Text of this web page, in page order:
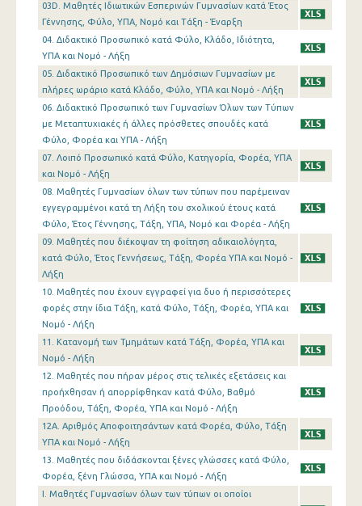
03D. Μαθητές Ιδιωτικών Εσπερινών Γυμνασίων κατά Έτος
Γέννησης, Φύλο, ΥΠΑ, Νομό και Τάξη - Έναρξη
04. Διδακτικό Προσωπικό κατά Φύλο, Κλάδο, Ιδιότητα,
ΥΠΑ και Νομό - Λήξη
05. Διδακτικό Προσωπικό των Δημόσιων Γυμνασίων με
πλήρες ωράριο κατά Κλάδο, Φύλο, ΥΠΑ και Νομό - Λήξη
06. Διδακτικό Προσωπικό των Γυμνασίων Όλων των Τύπων
με Μεταπτυχιακές ή άλλες πρόσθετες σπουδές κατά
Φύλο, Φορέα και ΥΠΑ - Λήξη
07. Λοιπό Προσωπικό κατά Φύλο, Κατηγορία, Φορέα, ΥΠΑ
και Νομό - Λήξη
08. Μαθητές Γυμνασίων όλων των τύπων που παρέμειναν
εγγεγραμμένοι κατά τη Λήξη του σχολικού έτους κατά
Φύλο, Έτος Γέννησης, Τάξη, ΥΠΑ, Νομό και Φορέα - Λήξη
09. Μαθητές που διέκοψαν τη φοίτηση αδικαιολόγητα,
κατά Φύλο, Έτος Γεννήσεως, Τάξη, Φορέα ΥΠΑ και Νομό -
Λήξη
10. Μαθητές που έχουν εγγραφεί για δυο ή περισσότερες
φορές στην ίδια Τάξη, κατά Φύλο, Τάξη, Φορέα, ΥΠΑ και
Νομό - Λήξη
11. Κατανομή των Τμημάτων κατά Τάξη, Φορέα, ΥΠΑ και
Νομό - Λήξη
12. Μαθητές που πήραν μέρος στις τελικές εξετάσεις και
προήχθησαν ή απορρίφθηκαν κατά Φύλο, Βαθμό
Προόδου, Τάξη, Φορέα, ΥΠΑ και Νομό - Λήξη
12A. Αριθμός Αποφοιτησάντων κατά Φορέα, Φύλο, Τάξη
ΥΠΑ και Νομό - Λήξη
13. Μαθητές που διδάσκονται ξένες γλώσσες κατά Φύλο,
Φορέα, ξένη Γλώσσα, ΥΠΑ και Νομό - Λήξη
I. Μαθητές Γυμνασίων όλων των τύπων οι οποίοι